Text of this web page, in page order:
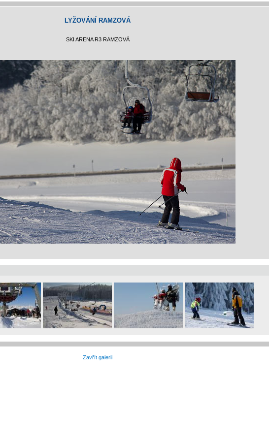
LYŽOVÁNÍ RAMZOVÁ
SKI ARENA R3 RAMZOVÁ
Zavřít galerii